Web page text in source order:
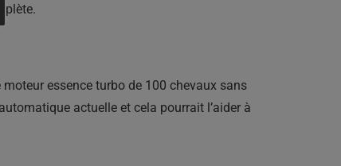
essence turbo de 100 chevaux sans
actuelle et cela pourrait l’aider à